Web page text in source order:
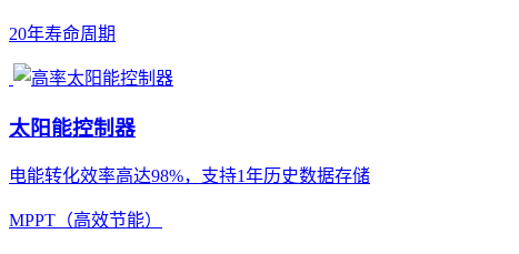
20年寿命周期
太阳能控制器
电能转化效率高达98%，支持1年历史数据存储
MPPT（高效节能）